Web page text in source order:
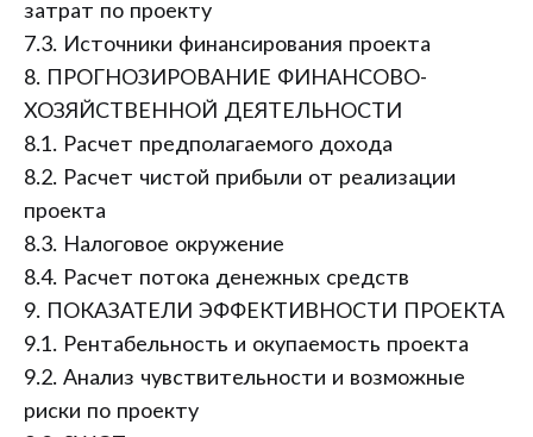
затрат по проекту
7.3. Источники финансирования проекта
8. ПРОГНОЗИРОВАНИЕ ФИНАНСОВО-
ХОЗЯЙСТВЕННОЙ ДЕЯТЕЛЬНОСТИ
8.1. Расчет предполагаемого дохода
8.2. Расчет чистой прибыли от реализации
проекта
8.3. Налоговое окружение
8.4. Расчет потока денежных средств
9. ПОКАЗАТЕЛИ ЭФФЕКТИВНОСТИ ПРОЕКТА
9.1. Рентабельность и окупаемость проекта
9.2. Анализ чувствительности и возможные
риски по проекту